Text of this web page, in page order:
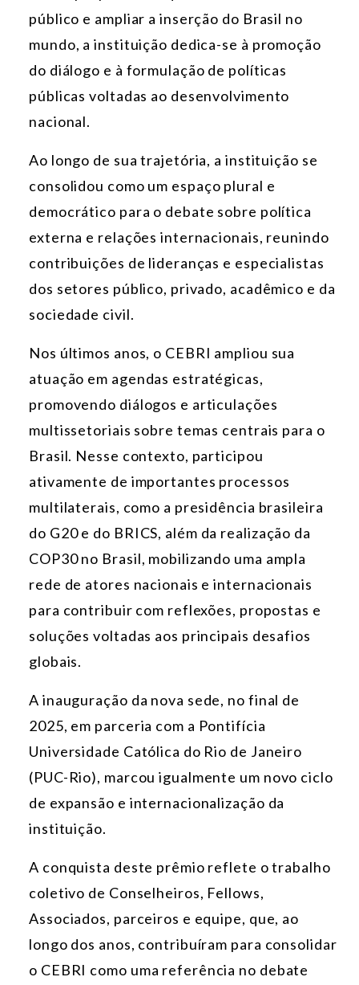
público e ampliar a inserção do Brasil no
mundo, a instituição dedica-se à promoção
do diálogo e à formulação de políticas
públicas voltadas ao desenvolvimento
nacional.
Ao longo de sua trajetória, a instituição se
consolidou como um espaço plural e
democrático para o debate sobre política
externa e relações internacionais, reunindo
contribuições de lideranças e especialistas
dos setores público, privado, acadêmico e da
sociedade civil.
Nos últimos anos, o CEBRI ampliou sua
atuação em agendas estratégicas,
promovendo diálogos e articulações
multissetoriais sobre temas centrais para o
Brasil. Nesse contexto, participou
ativamente de importantes processos
multilaterais, como a presidência brasileira
do G20 e do BRICS, além da realização da
COP30 no Brasil, mobilizando uma ampla
rede de atores nacionais e internacionais
para contribuir com reflexões, propostas e
soluções voltadas aos principais desafios
globais.
A inauguração da nova sede, no final de
2025, em parceria com a Pontifícia
Universidade Católica do Rio de Janeiro
(PUC-Rio), marcou igualmente um novo ciclo
de expansão e internacionalização da
instituição.
A conquista deste prêmio reflete o trabalho
coletivo de Conselheiros, Fellows,
Associados, parceiros e equipe, que, ao
longo dos anos, contribuíram para consolidar
o CEBRI como uma referência no debate